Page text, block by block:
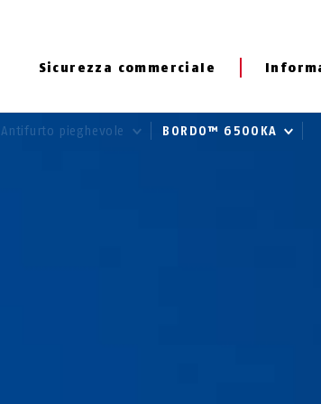
Sicurezza commerciale
Antifurto pieghevole BORDO™ 6500KA